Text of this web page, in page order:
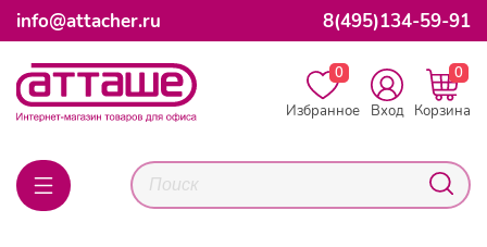
info@attacher.ru 8(495)134-59-91
0
Избранное
Вход
0
Корзина